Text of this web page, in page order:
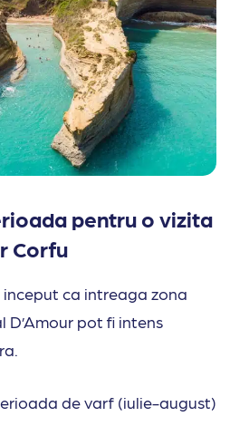
pentru o vizita
Corfu
inceput ca intreaga zona
D’Amour pot fi intens
de varf (iulie-august)